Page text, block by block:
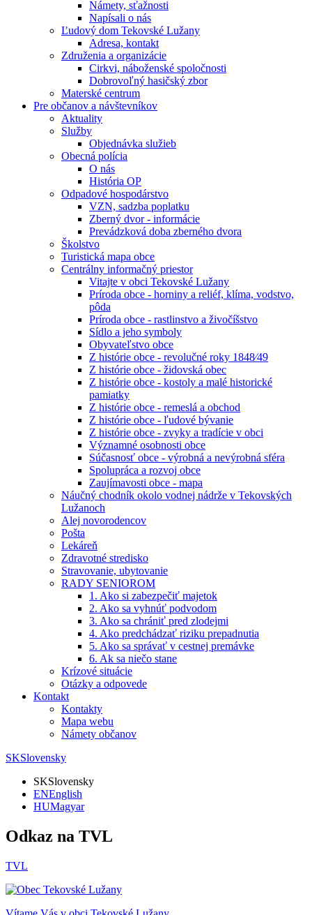
Námety, sťažnosti
Napísali o nás
Ľudový dom Tekovské Lužany
Adresa, kontakt
Združenia a organizácie
Cirkvi, náboženské spoločnosti
Dobrovoľný hasičský zbor
Materské centrum
Pre občanov a návštevníkov
Aktuality
Služby
Objednávka služieb
Obecná polícia
O nás
História OP
Odpadové hospodárstvo
VZN, sadzba poplatku
Zberný dvor - informácie
Prevádzková doba zberného dvora
Školstvo
Turistická mapa obce
Centrálny informačný priestor
Vitajte v obci Tekovské Lužany
Príroda obce - horniny a reliéf, klíma, vodstvo,
pôda
Príroda obce - rastlinstvo a živočíšstvo
Sídlo a jeho symboly
Obyvateľstvo obce
Z histórie obce - revolučné roky 1848⁄49
Z histórie obce - židovská obec
Z histórie obce - kostoly a malé historické
pamiatky
Z histórie obce - remeslá a obchod
Z histórie obce - ľudové bývanie
Z histórie obce - zvyky a tradície v obci
Významné osobnosti obce
Súčasnosť obce - výrobná a nevýrobná sféra
Spolupráca a rozvoj obce
Zaujímavosti obce - mapa
Náučný chodník okolo vodnej nádrže v Tekovských
Lužanoch
Alej novorodencov
Pošta
Lekáreň
Zdravotné stredisko
Stravovanie, ubytovanie
RADY SENIOROM
1. Ako si zabezpečiť majetok
2. Ako sa vyhnúť podvodom
3. Ako sa chrániť pred zlodejmi
4. Ako predchádzať riziku prepadnutia
5. Ako sa správať v cestnej premávke
6. Ak sa niečo stane
Krízové situácie
Otázky a odpovede
Kontakt
Kontakty
Mapa webu
Námety občanov
SKSlovensky
SKSlovensky
ENEnglish
HUMagyar
Odkaz na TVL
TVL